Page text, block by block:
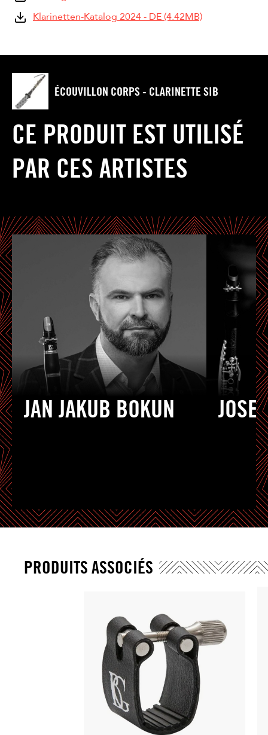
Klarinetten-Katalog 2024 - DE (4.42MB)
ÉCOUVILLON CORPS - CLARINETTE SIB
CE PRODUIT EST UTILISÉ
PAR CES ARTISTES
JAN JAKUB BOKUN
PRODUITS ASSOCIÉS